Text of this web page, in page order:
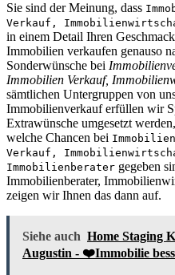
Sie sind der Meinung, dass
Verkauf,
in einem Detail Ihren
Immobilien verkaufen genauso
Sonderwünsche bei
Immobilien Verkauf,
sämtlichen Untergruppen von
Immobilienverkauf erfüllen wir
Extrawünsche umgesetzt
welche Chancen bei
Verkauf,
Immobilienberater gegeben
Immobilienberater,
zeigen wir Ihnen das dann auf.
Siehe auch Home Staging
Augustin - ❤️Immobilie